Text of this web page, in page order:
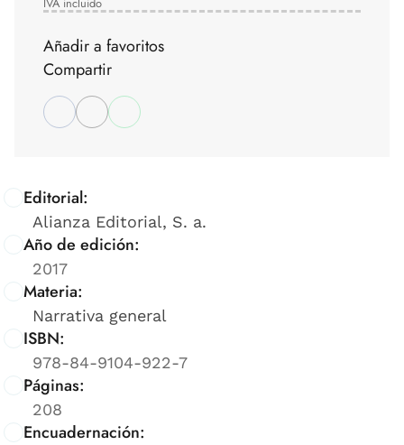
Editorial:
Alianza Editorial, S. a.
Año de edición:
2017
Materia:
Narrativa general
ISBN:
978-84-9104-922-7
Páginas:
208
Encuadernación:
Añadir a favoritos
Compartir